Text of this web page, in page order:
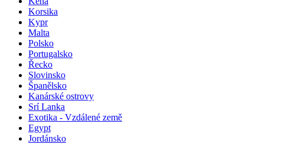
Korsika
Kypr
Malta
Polsko
Portugalsko
Řecko
Slovinsko
Španělsko
Kanárské ostrovy
Srí Lanka
Exotika - Vzdálené země
Egypt
Jordánsko